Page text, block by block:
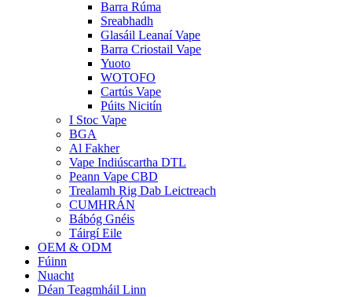
Barra Rúma
Sreabhadh
Glasáil Leanaí Vape
Barra Criostail Vape
Yuoto
WOTOFO
Cartús Vape
Púits Nicitín
I Stoc Vape
BGA
Al Fakher
Vape Indiúscartha DTL
Peann Vape CBD
Trealamh Rig Dab Leictreach
CUMHRÁN
Bábóg Gnéis
Táirgí Eile
OEM & ODM
Fúinn
Nuacht
Déan Teagmháil Linn